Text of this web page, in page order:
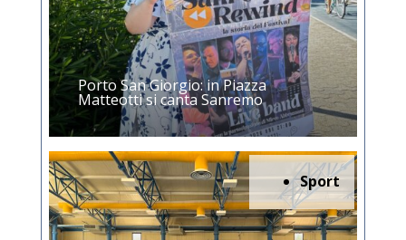
Porto San Giorgio: in Piazza
Matteotti si canta Sanremo
Sport